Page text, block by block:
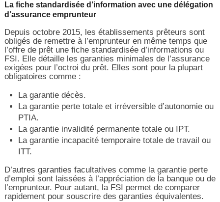
La fiche standardisée d’information avec une délégation
d’assurance emprunteur
Depuis octobre 2015, les établissements prêteurs sont
obligés de remettre à l’emprunteur en même temps que
l’offre de prêt une fiche standardisée d’informations ou
FSI. Elle détaille les garanties minimales de l’assurance
exigées pour l’octroi du prêt. Elles sont pour la plupart
obligatoires comme :
La garantie décès.
La garantie perte totale et irréversible d’autonomie ou
PTIA.
La garantie invalidité permanente totale ou IPT.
La garantie incapacité temporaire totale de travail ou
ITT.
D’autres garanties facultatives comme la garantie perte
d’emploi sont laissées à l’appréciation de la banque ou de
l’emprunteur. Pour autant, la FSI permet de comparer
rapidement pour souscrire des garanties équivalentes.